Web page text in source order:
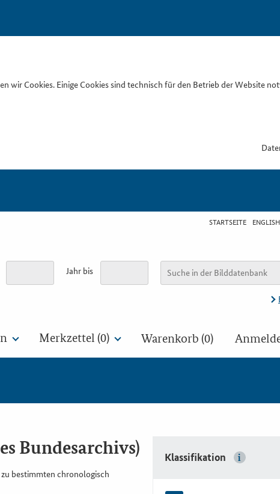
wir Cookies. Einige Cookies sind technisch für den Betrieb der Website
STARTSEITE ENGLISH
Jahr bis
Merkzettel (0) Warenkorb (0)
Bundesarchivs)
bestimmten chronologisch
Klassifikation